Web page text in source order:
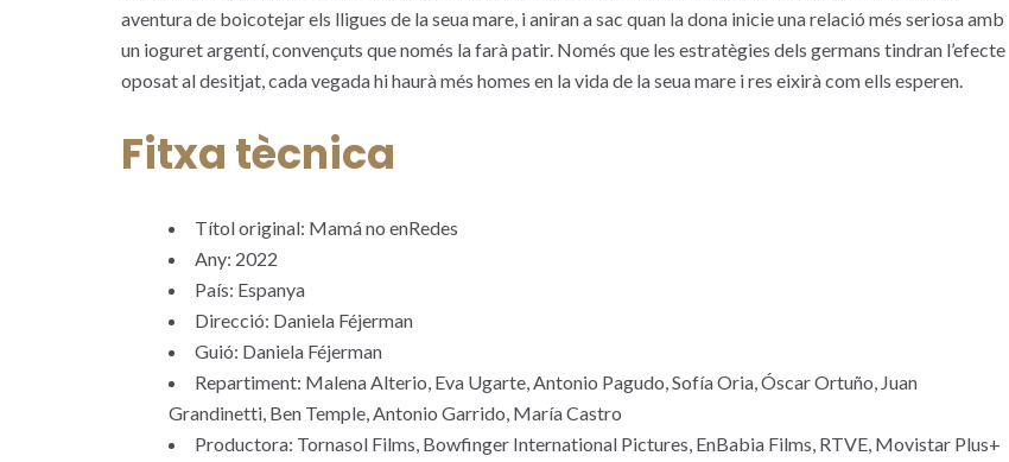
aventura de boicotejar els lligues de la seua mare, i aniran a sac quan la dona inicie una relació més seriosa amb
un ioguret argentí, convençuts que només la farà patir. Només que les estratègies dels germans tindran l’efecte
oposat al desitjat, cada vegada hi haurà més homes en la vida de la seua mare i res eixirà com ells esperen.
Fitxa tècnica
Títol original: Mamá no enRedes
Any: 2022
País: Espanya
Direcció: Daniela Féjerman
Guió: Daniela Féjerman
Repartiment: Malena Alterio, Eva Ugarte, Antonio Pagudo, Sofía Oria, Óscar Ortuño, Juan
Grandinetti, Ben Temple, Antonio Garrido, María Castro
Productora: Tornasol Films, Bowfinger International Pictures, EnBabia Films, RTVE, Movistar Plus+